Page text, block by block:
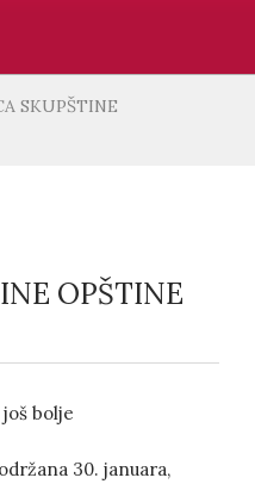
SKUPŠTINE
OPŠTINE
bolje
30. januara,